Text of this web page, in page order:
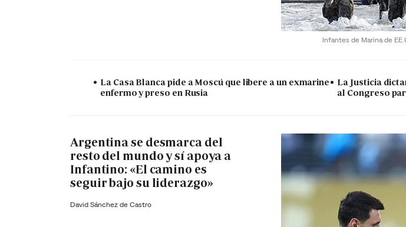
Infantes de Marina de
La Casa Blanca pide a Moscú que libere a un exmarine
enfermo y preso en Rusia
La Justicia
al Congreso
Argentina se desmarca del
resto del mundo y sí apoya a
Infantino: «El camino es
seguir bajo su liderazgo»
David Sánchez de Castro